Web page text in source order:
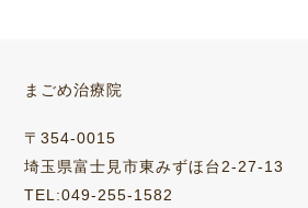
まごめ治療院
〒354-0015
埼玉県富士見市東みずほ台2-27-13
TEL:049-255-1582